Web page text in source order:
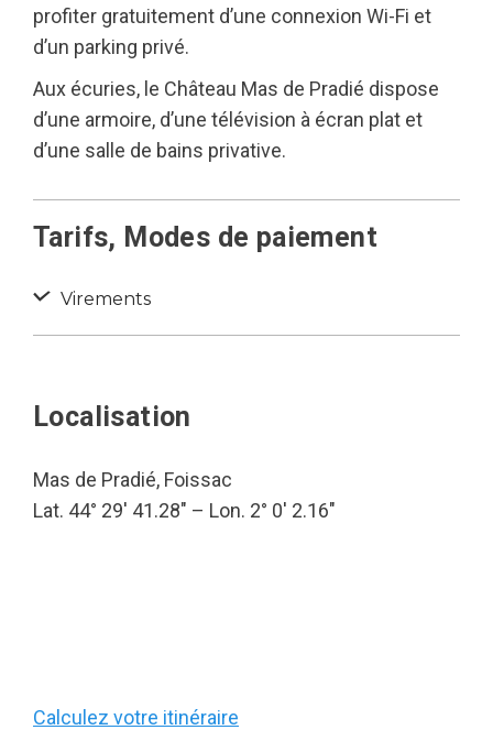
profiter gratuitement d’une connexion Wi-Fi et
d’un parking privé.
Aux écuries, le Château Mas de Pradié dispose
d’une armoire, d’une télévision à écran plat et
d’une salle de bains privative.
Tarifs, Modes de paiement
Virements
Localisation
Mas de Pradié, Foissac
Lat. 44° 29′ 41.28″ – Lon. 2° 0′ 2.16″
Calculez votre itinéraire